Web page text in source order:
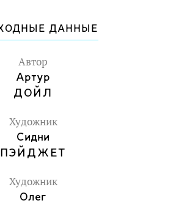
конструкции,
иллюстрации.
лет.
ДАННЫЕ
Автор
Артур
ДОЙЛ
Художник
Сидни
ПЭЙДЖЕТ
Художник
Олег